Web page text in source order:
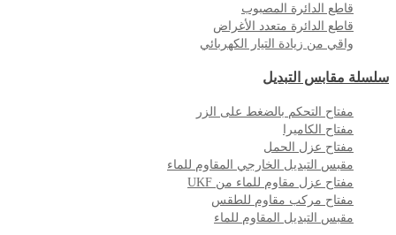
قاطع الدائرة المصبوب
قاطع الدائرة متعدد الأغراض
واقي من زيادة التيار الكهربائي
سلسلة مقابس التبديل
مفتاح التحكم بالضغط على الزر
مفتاح الكاميرا
مفتاح عزل الحمل
مقبس التبديل الخارجي المقاوم للماء
مفتاح عزل مقاوم للماء من UKF
مفتاح مركب مقاوم للطقس
مقبس التبديل المقاوم للماء